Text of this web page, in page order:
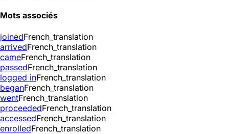
Mots associés
joinedFrench_translation
arrivedFrench_translation
cameFrench_translation
passedFrench_translation
logged inFrench_translation
beganFrench_translation
wentFrench_translation
proceededFrench_translation
accessedFrench_translation
enrolledFrench_translation